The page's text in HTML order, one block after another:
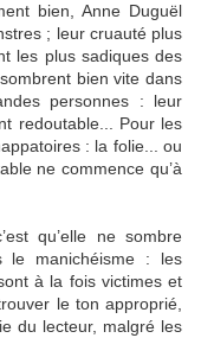
bien, Anne Duguël
; leur cruauté plus
les plus sadiques des
bien vite dans
personnes : leur
redoutable... Pour les
: la folie... ou
ne commence qu’à
qu’elle ne sombre
le manichéisme : les
à la fois victimes et
le ton approprié,
du lecteur, malgré les